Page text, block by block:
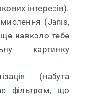
інтересів).
(Janis,
навколо тебе
картинку
(набута
фільтром, що